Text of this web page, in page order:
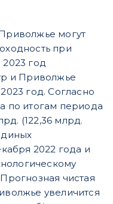
могут
при
год
и Приволжье
год. Согласно
по итогам периода
(122,36 млрд.
2022 года и
чистая
увеличится